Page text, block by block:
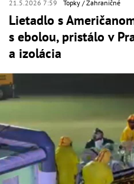
21.5.2026 7:59 Topky Zahraničné
Lietadlo s
s ebolou, pristálo v
a izolácia